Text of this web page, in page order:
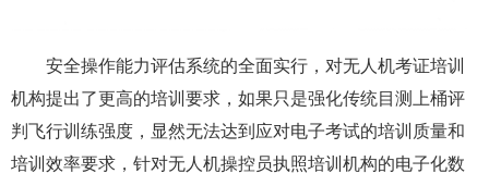
安全操作能力评估系统的全面实行，对无人机考证培训
机构提出了更高的培训要求，如果只是强化传统目测上桶评
判飞行训练强度，显然无法达到应对电子考试的培训质量和
培训效率要求，针对无人机操控员执照培训机构的电子化数